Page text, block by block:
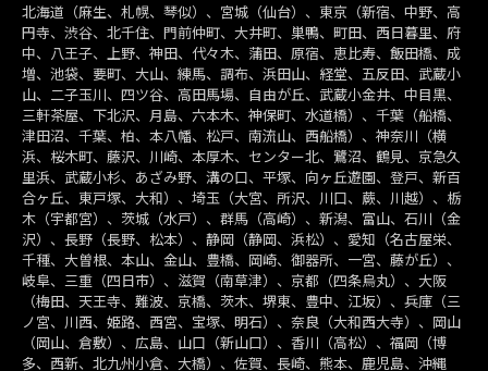
北海道（麻生、札幌、琴似）、宮城（仙台）、東京（新宿、中野、高
円寺、渋谷、北千住、門前仲町、大井町、巣鴨、町田、西日暮里、府
中、八王子、上野、神田、代々木、蒲田、原宿、恵比寿、飯田橋、成
増、池袋、要町、大山、練馬、調布、浜田山、経堂、五反田、武蔵小
山、二子玉川、四ツ谷、高田馬場、自由が丘、武蔵小金井、中目黒、
三軒茶屋、下北沢、月島、六本木、神保町、水道橋）、千葉（船橋、
津田沼、千葉、柏、本八幡、松戸、南流山、西船橋）、神奈川（横
浜、桜木町、藤沢、川崎、本厚木、センター北、鷺沼、鶴見、京急久
里浜、武蔵小杉、あざみ野、溝の口、平塚、向ヶ丘遊園、登戸、新百
合ヶ丘、東戸塚、大和）、埼玉（大宮、所沢、川口、蕨、川越）、栃
木（宇都宮）、茨城（水戸）、群馬（高崎）、新潟、富山、石川（金
沢）、長野（長野、松本）、静岡（静岡、浜松）、愛知（名古屋栄、
千種、大曽根、本山、金山、豊橋、岡崎、御器所、一宮、藤が丘）、
岐阜、三重（四日市）、滋賀（南草津）、京都（四条烏丸）、大阪
（梅田、天王寺、難波、京橋、茨木、堺東、豊中、江坂）、兵庫（三
ノ宮、川西、姫路、西宮、宝塚、明石）、奈良（大和西大寺）、岡山
（岡山、倉敷）、広島、山口（新山口）、香川（高松）、福岡（博
多、西新、北九州小倉、大橋）、佐賀、長崎、熊本、鹿児島、沖縄